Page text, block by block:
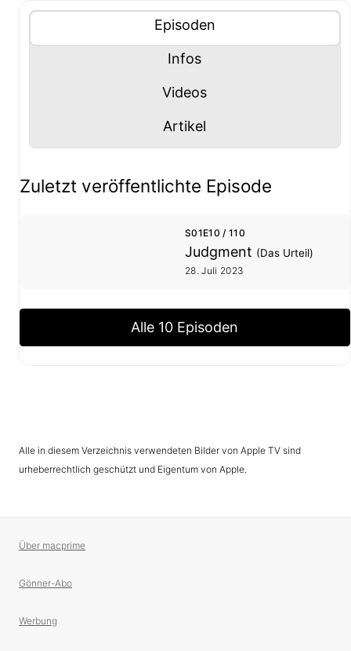
Inhalte (Tabliste)
Tablisten-Hilfe: Benutze die Tablisten-Controls
Tablisten-Controls Panel mit
Episodenanzeigen
Panel mit
Infosanzeigen
Panel mit
Videosanzeigen
Panel mit
Artikel
Zuletzt veröffentlichte Episode
S01E10 / 110
Judgment (Das Urteil)
28. Juli 2023
Alle 10 Episoden
Alle in diesem Verzeichnis verwendeten Bilder von Apple TV sind
urheberrechtlich geschützt und Eigentum von Apple.
Über macprime
Gönner-Abo
Werbung